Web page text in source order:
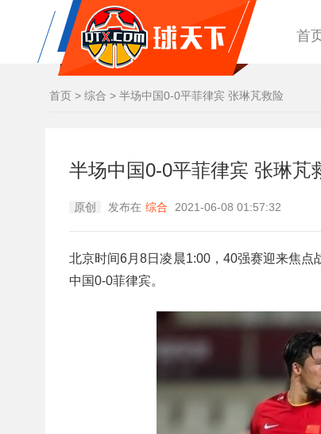
首
首页 > 综合 > 半场中国0-0平菲律宾 张琳芃救险
半场中国0-0平菲律宾 张琳芃
原创 发布在 综合 2021-06-08 01:57:32
北京时间6月8日凌晨1:00，40强赛迎来焦点
中国0-0菲律宾。